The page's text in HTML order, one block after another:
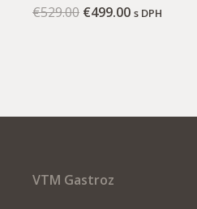
€529.00 €499.00 s DPH
VTM Gastroz